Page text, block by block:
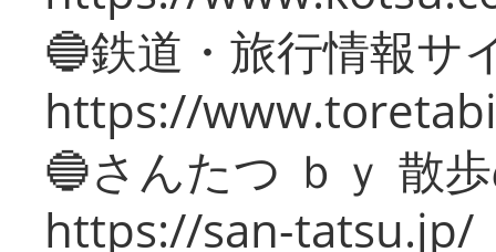
🔵鉄道・旅行情報サ
https://
🔵さんたつ ｂｙ 散
https://san-tatsu.jp/